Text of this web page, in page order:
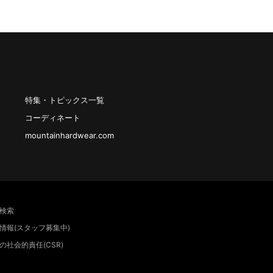
特集・トピックス一覧
コーディネート
mountainhardwear.com
索
報(スタッフ募集中)
社会的責任(CSR)